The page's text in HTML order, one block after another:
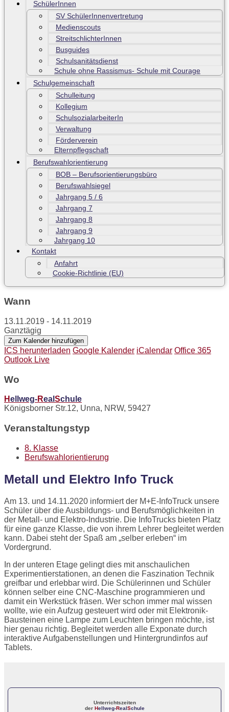
SchülerInnen
SV SchülerInnenvertretung
Medienscouts
StreitschlichterInnen
Busguides
Schulsanitätsdienst
Schule ohne Rassismus- Schule mit Courage
Schulgemeinschaft
Schulleitung
Kollegium
SchulsozialarbeiterIn
Verwaltung
Förderverein
Elternpflegschaft
Berufswahlorientierung
BOB – Berufsorientierungsbüro
Berufswahlsiegel
Jahrgang 5 / 6
Jahrgang 7
Jahrgang 8
Jahrgang 9
Jahrgang 10
Kontakt
Anfahrt
Cookie-Richtlinie (EU)
Wann
13.11.2019 - 14.11.2019
Ganztägig
Zum Kalender hinzufügen
ICS herunterladen Google Kalender iCalendar Office 365
Outlook Live
Wo
Hellweg-Real Schule
Königsborner Str.12, Unna, NRW, 59427
Veranstaltungstyp
8. Klasse
Berufswahlorientierung
Metall und Elektro Info Truck
Am 13. und 14.11.2020 informiert der M+E-InfoTruck unsere
Schüler über die Ausbildungs- und Berufsmöglichkeiten in
der Metall- und Elektro-Industrie. Die InfoTrucks bieten Platz
für eine ganze Klasse, die von ihrem Lehrer begleitet werden
kann. Dabei steht der Spaß am „selber erleben“ im
Vordergrund.
In der unteren Etage gelingt dies mit anschaulichen
Experimentierstationen, an denen die Faszination Technik
greifbar und erlebbar wird. Die Schülerinnen und Schüler
können selber eine CNC-Maschine programmieren und
damit ein Werkstück fräsen. Wer schon immer mal wissen
wollte, wie ein Aufzug gesteuert wird oder mit Elektronik-
Bausteinen eine Lampe zum Leuchten bringen möchte, ist
hier genau richtig. Begleitet werden alle Exponate durch
interaktive Aufgabenstellungen und Hintergrundinfos auf
Tablets.
Unterrichtszeiten
der Hellweg-Real Schule